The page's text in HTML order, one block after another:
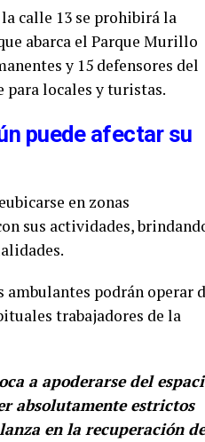
calle 13 se prohibirá la
abarca el Parque Murillo
y 15 defensores del
para locales y turistas.
puede afectar su
en zonas
sus actividades,
ambulantes podrán operar
trabajadores de la
a apoderarse del
absolutamente estrictos
en la recuperación